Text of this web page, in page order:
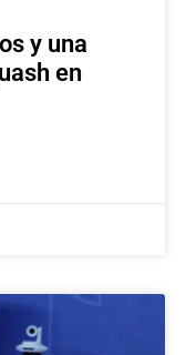
y una
en